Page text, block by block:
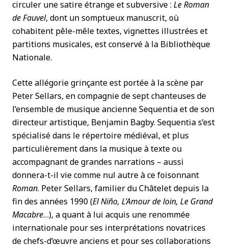
circuler une satire étrange et subversive : Le Roman
de Fauvel, dont un somptueux manuscrit, où
cohabitent pêle-mêle textes, vignettes illustrées et
partitions musicales, est conservé à la Bibliothèque
Nationale.
Cette allégorie grinçante est portée à la scène par
Peter Sellars, en compagnie de sept chanteuses de
l’ensemble de musique ancienne Sequentia et de son
directeur artistique, Benjamin Bagby. Sequentia s’est
spécialisé dans le répertoire médiéval, et plus
particulièrement dans la musique à texte ou
accompagnant de grandes narrations – aussi
donnera-t-il vie comme nul autre à ce foisonnant
Roman. Peter Sellars, familier du Châtelet depuis la
fin des années 1990 (El Niño, L’Amour de loin, Le Grand
Macabre…), a quant à lui acquis une renommée
internationale pour ses interprétations novatrices
de chefs-d’œuvre anciens et pour ses collaborations